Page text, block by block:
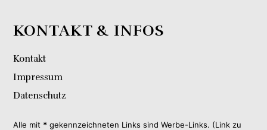
KONTAKT & INFOS
Kontakt
Impressum
Datenschutz
Alle mit * gekennzeichneten Links sind Werbe-Links. (Link zu